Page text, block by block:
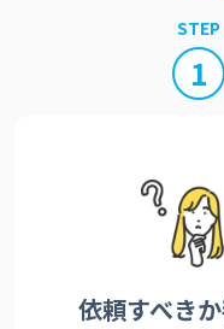
STEP
1
依頼すべきか